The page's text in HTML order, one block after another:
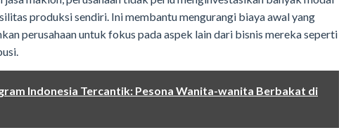
produksi sendiri. Ini membantu mengurangi biaya awal yang
perusahaan untuk fokus pada aspek lain dari bisnis mereka seperti
Indonesia Tercantik: Pesona Wanita-wanita Berbakat di